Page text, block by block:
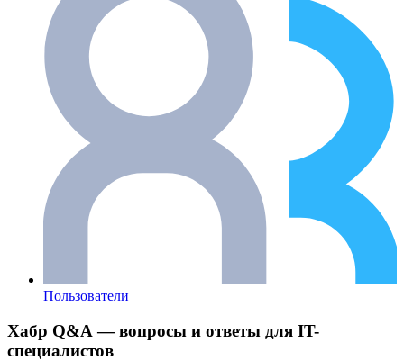
Пользователи
Хабр Q&A — вопросы и ответы для IT-
специалистов